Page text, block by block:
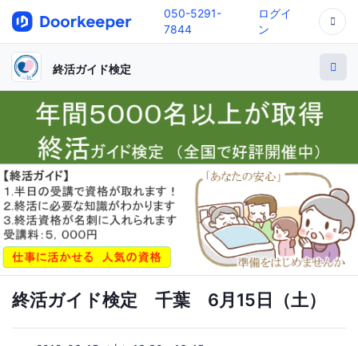
050-5291-
7844
ログイ
ン
終活ガイド検定
終活ガイド検定 千葉 6月15日（土）